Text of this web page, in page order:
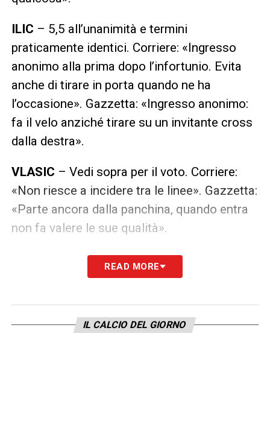
ILIC – 5,5 all’unanimità e termini
praticamente identici. Corriere: «Ingresso
anonimo alla prima dopo l’infortunio. Evita
anche di tirare in porta quando ne ha
l’occasione». Gazzetta: «Ingresso anonimo:
fa il velo anziché tirare su un invitante cross
dalla destra».
VLASIC – Vedi sopra per il voto. Corriere:
«Non riesce a incidere tra le linee». Gazzetta:
«Parte ancora dalla panchina, quando entra
non fa valere le sue qualità».
– Anche lo scozzese è un 5,5 che
induce paragoni con sette giorni prima.
colpisce ed è impreciso nel giocare i pochi
palloni che gli capitano in fase offensiva».
READ MORE
IL CALCIO DEL GIORNO